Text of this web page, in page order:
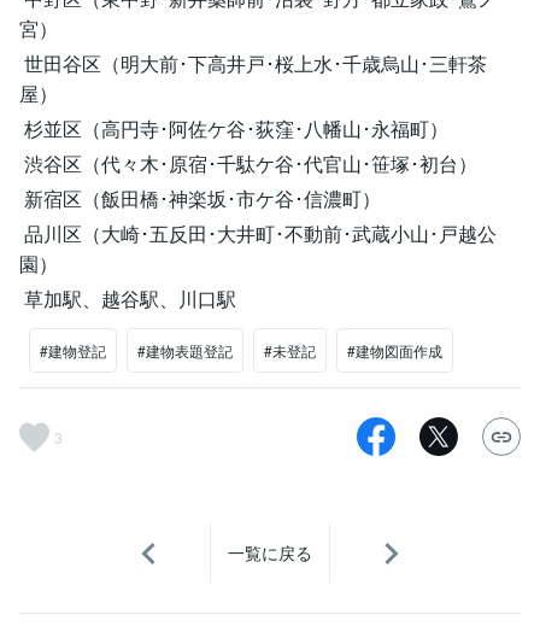
宮）
世田谷区（明大前･下高井戸･桜上水･千歳烏山･三軒茶
屋）
杉並区（高円寺･阿佐ケ谷･荻窪･八幡山･永福町）
渋谷区（代々木･原宿･千駄ケ谷･代官山･笹塚･初台）
新宿区（飯田橋･神楽坂･市ケ谷･信濃町）
品川区（大崎･五反田･大井町･不動前･武蔵小山･戸越公
園）
草加駅、越谷駅、川口駅
#建物登記 #建物表題登記 #未登記 #建物図面作成
3
一覧に戻る